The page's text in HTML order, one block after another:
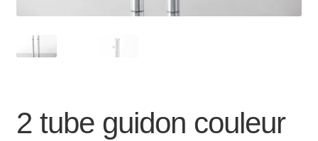
SOLDES
2 tube guidon couleur